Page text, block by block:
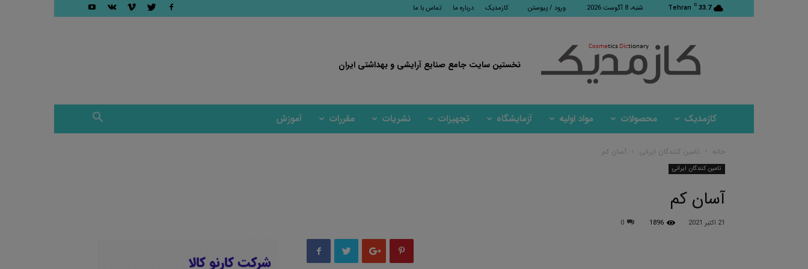
33.7
C
Tehran شنبه، 8 آگوست 2026 ورود / پیوستن کازمدیک درباره ما تماس با ما
نخستین سایت جامع صنایع آرایشی و بهداشتی ایران
کازمدیک محصولات مواد اولیه آزمایشگاه تجهیزات نشریات مقررات آموزش
خانه تامین کنندگان ایرانی آسان کم
تامین کنندگان ایرانی
آسان کم
21 اکتبر 2021 1896
0